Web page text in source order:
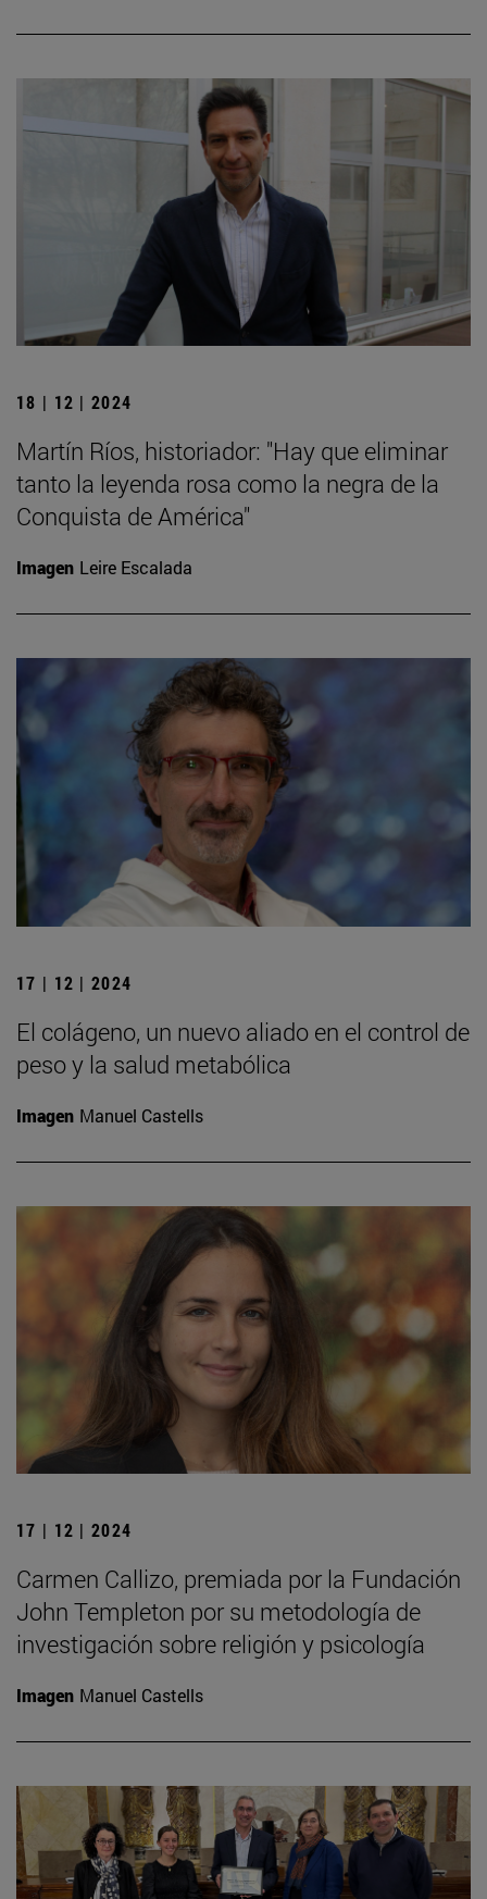
18 | 12 | 2024
Martín Ríos, historiador: "Hay que eliminar
tanto la leyenda rosa como la negra de la
Conquista de América"
Imagen Leire Escalada
17 | 12 | 2024
El colágeno, un nuevo aliado en el control de
peso y la salud metabólica
Imagen Manuel Castells
17 | 12 | 2024
Carmen Callizo, premiada por la Fundación
John Templeton por su metodología de
investigación sobre religión y psicología
Imagen Manuel Castells